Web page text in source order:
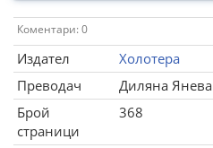
Коментари: 0
Издател
Холотера
Преводач
Диляна Янева
Брой
страници
368